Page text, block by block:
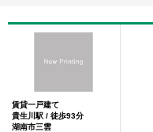
賃貸一戸建て
貴生川駅 / 徒歩93分
湖南市三雲